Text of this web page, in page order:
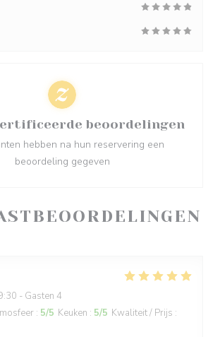
- Gasten 4
: 5/5 Keuken : 5/5 Kwaliteit / Prijs :
beoordelingen
hebben na hun reservering een
beoordeling gegeven